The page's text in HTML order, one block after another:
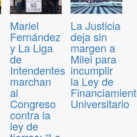
Mariel
Fernández
y La Liga
de
Intendentes
marchan
al
Congreso
contra la
ley de
La Justicia
deja sin
margen a
Milei para
incumplir
la Ley de
Universitario